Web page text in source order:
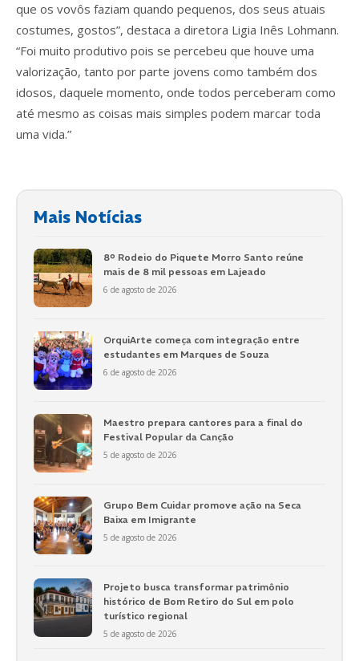
que os vovôs faziam quando pequenos, dos seus atuais
costumes, gostos”, destaca a diretora Ligia Inês Lohmann.
“Foi muito produtivo pois se percebeu que houve uma
valorização, tanto por parte jovens como também dos
idosos, daquele momento, onde todos perceberam como
até mesmo as coisas mais simples podem marcar toda
uma vida.”
Mais Notícias
8º Rodeio do Piquete Morro Santo reúne
mais de 8 mil pessoas em Lajeado
6 de agosto de 2026
OrquiArte começa com integração entre
estudantes em Marques de Souza
6 de agosto de 2026
Maestro prepara cantores para a final do
Festival Popular da Canção
5 de agosto de 2026
Grupo Bem Cuidar promove ação na Seca
Baixa em Imigrante
5 de agosto de 2026
Projeto busca transformar patrimônio
histórico de Bom Retiro do Sul em polo
turístico regional
5 de agosto de 2026